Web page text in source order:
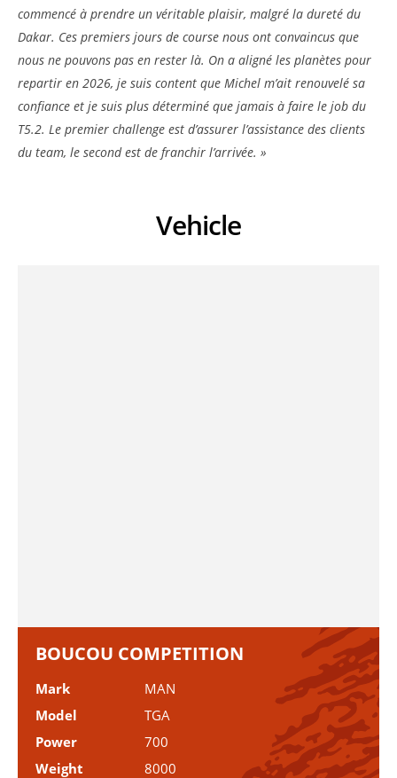
commencé à prendre un véritable plaisir, malgré la dureté du
Dakar. Ces premiers jours de course nous ont convaincus que
nous ne pouvons pas en rester là. On a aligné les planètes pour
repartir en 2026, je suis content que Michel m’ait renouvelé sa
confiance et je suis plus déterminé que jamais à faire le job du
T5.2. Le premier challenge est d’assurer l’assistance des clients
du team, le second est de franchir l’arrivée. »
Vehicle
BOUCOU COMPETITION
Mark
MAN
Model
TGA
Power
700
Weight
8000